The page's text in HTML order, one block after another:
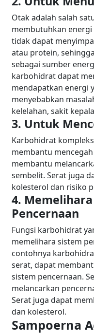
Otak adalah salah
membutuhkan energi
tidak dapat
atau protein,
sebagai sumber
karbohidrat dapat
mendapatkan energi
menyebabkan
kelelahan, sakit
3. Untuk
Karbohidrat
membantu
membantu
sembelit. Serat juga
kolesterol dan risiko
4.
Pencernaan
Fungsi karbohidrat
memelihara sistem
contohnya
serat, dapat
sistem pencernaan.
melancarkan
Serat juga dapat
dan kolesterol.
Sampoerna